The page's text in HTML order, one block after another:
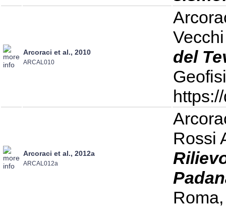
Arcoraci et al., 2010
ARCAL010
del
Arcoraci et al., 2012a
ARCAL012a
Rossi